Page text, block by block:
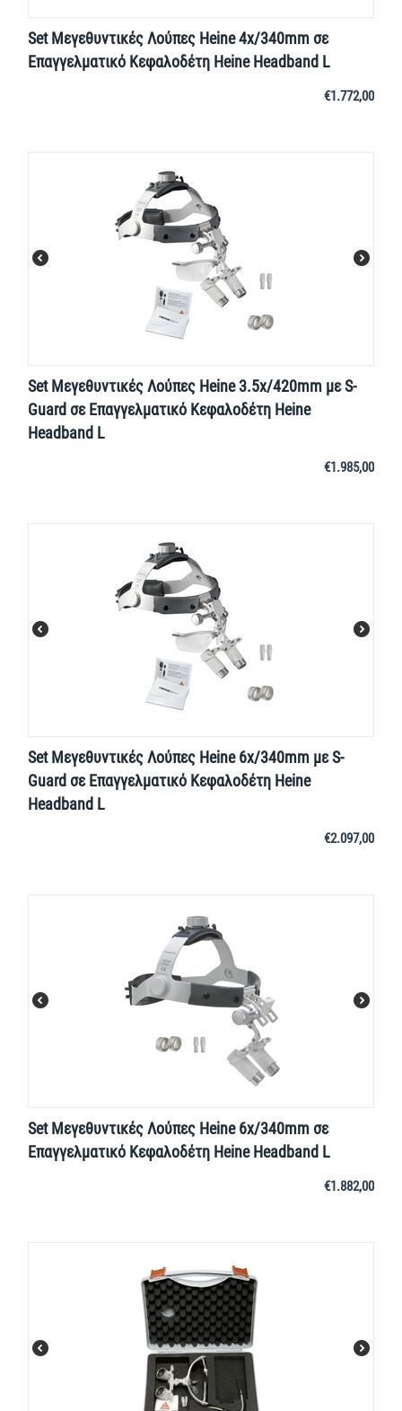
Set Μεγεθυντικές Λούπες Heine 4x/340mm σε
Επαγγελματικό Κεφαλοδέτη Heine Headband L
€1.772,00
Set Μεγεθυντικές Λούπες Heine 3.5x/420mm με S-
Guard σε Επαγγελματικό Κεφαλοδέτη Heine
Headband L
€1.985,00
Set Μεγεθυντικές Λούπες Heine 6x/340mm με S-
Guard σε Επαγγελματικό Κεφαλοδέτη Heine
Headband L
€2.097,00
Set Μεγεθυντικές Λούπες Heine 6x/340mm σε
Επαγγελματικό Κεφαλοδέτη Heine Headband L
€1.882,00